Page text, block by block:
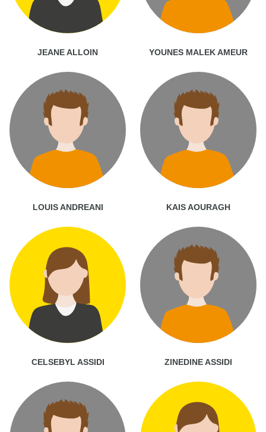
JEANE ALLOIN YOUNES MALEK AMEUR
LOUIS ANDREANI KAIS AOURAGH
CELSEBYL ASSIDI ZINEDINE ASSIDI